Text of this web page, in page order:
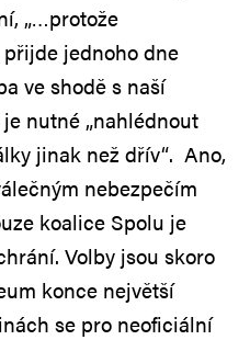
„…protože
jednoho dne
ve shodě s naší
nutné „nahlédnout
jinak než dřív“. Ano,
nebezpečím
koalice Spolu je
Volby jsou skoro
konce největší
se pro neoficiální